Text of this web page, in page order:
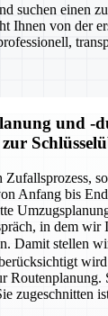
suchen einen
Ihnen von der
und -
Anfang bis
in dem wir
Damit stellen
Routenplanung.
zugeschnitten